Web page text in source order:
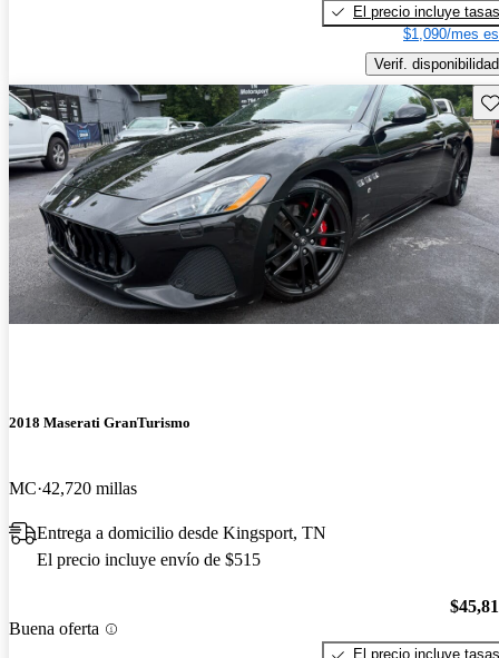
El precio incluye tasas
$1,090/mes
Verif. disponibilidad
2018 Maserati GranTurismo
MC 42,720 millas
Entrega a domicilio desde Kingsport, TN
El precio incluye envío de $515
Buena oferta
El precio incluye tasas